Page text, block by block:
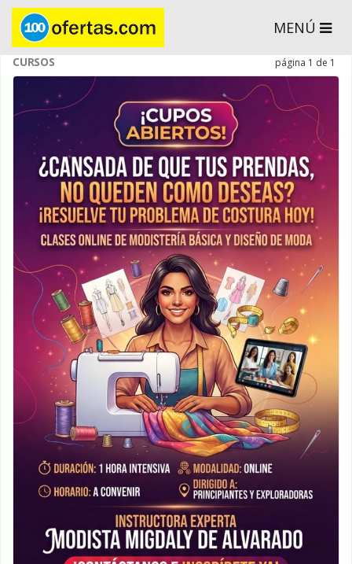
MENÚ
CURSOS página 1 de 1